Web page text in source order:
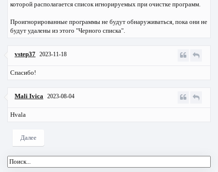
которой располагается список игнорируемых при очистке программ.
Проигнорированные программы не будут обнаруживаться, пока они не
будут удалены из этого "Черного списка".
vstep37 2023-11-18
Спасибо!
Mali Ivica 2023-08-04
Hvala
Далее